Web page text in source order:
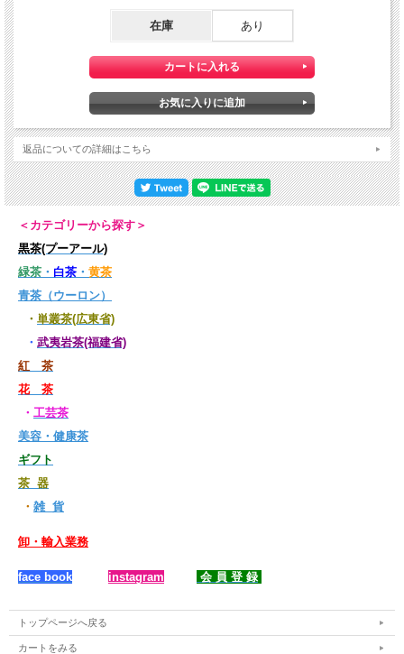
製茶師：国家級無形文化遺産伝承人
品種：洞庭山碧螺春群体小叶種
産区：洞庭山碧螺春核心産区
－－－－－－－－－－－－－
２種類ともなかなか手に入れることができない中国で著名な伝承人の茶葉です。
み比べ2種」を仕入れました。
今回は、最高峰という品格をもち、希少価値の高い国家の伝承名人の緑茶にいたし
ました。
其々の違いを愉しむ良い機会です。是非お試しいただければと思います。
浙江省は、中国屈指の茶産地です。 茶文化の博物館や多くの茶館もあり、お茶
（特に龍井茶）なしでは語れない地です。
しい湖があります。 ここで、多くの文化人が作品をつくっています。彼らは龍井
茶をこよなく愛し、中国茶文化の発展にも貢献しました。西湖龍井茶は長い歴史の
中で、常に注目を浴び洗練され続けてきたのです。
【碧螺春の基本情報】
流域にある太湖(揚子江)も壮大で、「天然の絵画」と例えられたほどの美しいとこ
ろです。この辺りには茶器の産地もあり大変豊かな文化を持つ地です。
在庫 あり
返品についての詳細はこちら
＜カテゴリーから探す＞
黒茶(プーアール)
緑茶 ・ 白茶 ・ 黄茶
青茶（ウーロン）
・ 単叢茶(広東省)
・ 武夷岩茶(福建省)
紅 茶
花 茶
・ 工芸茶
美容・健康茶
ギフト
茶 器
・ 雑 貨
卸・輸入業務
face book instagram 会 員 登 録
トップページへ戻る
カートをみる